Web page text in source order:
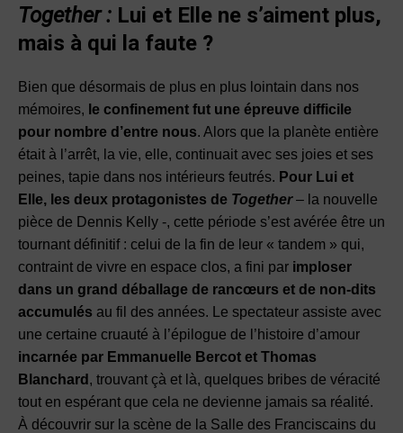
Together : Lui et Elle ne s’aiment plus,
mais à qui la faute ?
Bien que désormais de plus en plus lointain dans nos
mémoires, le confinement fut une épreuve difficile
pour nombre d’entre nous. Alors que la planète entière
était à l’arrêt, la vie, elle, continuait avec ses joies et ses
peines, tapie dans nos intérieurs feutrés. Pour Lui et
Elle, les deux protagonistes de Together– la nouvelle
pièce de Dennis Kelly -, cette période s’est avérée être un
tournant définitif : celui de la fin de leur « tandem » qui,
contraint de vivre en espace clos, a fini par imploser
dans un grand déballage de rancœurs et de non-dits
accumulés au fil des années. Le spectateur assiste avec
une certaine cruauté à l’épilogue de l’histoire d’amour
incarnée par Emmanuelle Bercot et Thomas
Blanchard , trouvant çà et là, quelques bribes de véracité
tout en espérant que cela ne devienne jamais sa réalité.
À découvrir sur la scène de la Salle des Franciscains du